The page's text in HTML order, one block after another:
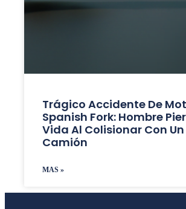
Trágico Accidente De
Spanish Fork: Hombre
Vida Al Colisionar Con Un
Camión
MAS »